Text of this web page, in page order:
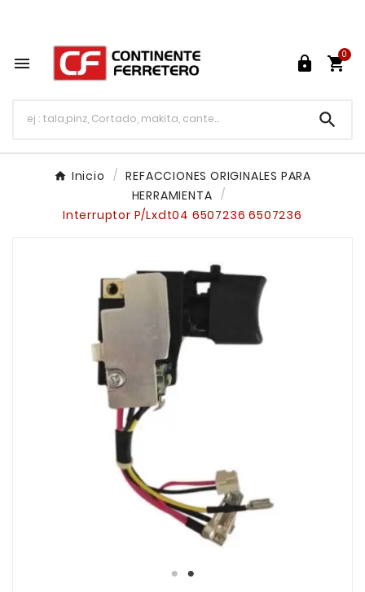
  
0

Inicio
REFACCIONES ORIGINALES PARA
HERRAMIENTA
Interruptor P/Lxdt04 6507236 6507236